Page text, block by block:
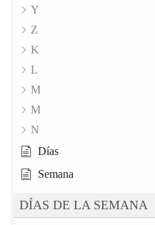
Y
Z
K
L
M
M
N
Días
Semana
DÍAS DE LA SEMANA